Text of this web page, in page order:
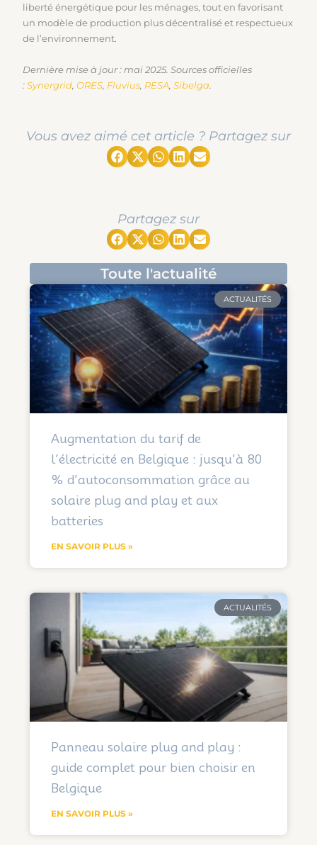
liberté énergétique pour les ménages, tout en favorisant
un modèle de production plus décentralisé et respectueux
de l’environnement.
Dernière mise à jour : mai 2025. Sources officielles
: Synergrid ORES Fluvius RESA Sibelga
Vous avez aimé cet article ? Partagez sur
Partagez sur
Toute l'actualité
ACTUALITÉS
Augmentation du tarif de
l’électricité en Belgique : jusqu’à 80
% d’autoconsommation grâce au
solaire plug and play et aux
batteries
EN SAVOIR PLUS »
ACTUALITÉS
Panneau solaire plug and play :
guide complet pour bien choisir en
Belgique
EN SAVOIR PLUS »